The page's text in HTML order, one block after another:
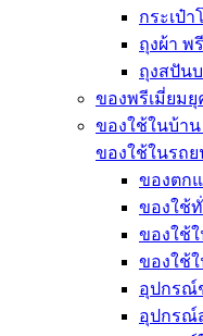
กระเป๋
ถุงผ้า พ
ถุงสปัน
ของพรีเมี่ยมยุ
ของใช้ในบ้า
ของใช้ในรถ
ของตก
ของใช้
ของใช้
ของใช้
อุปกรณ์
อุปกรณ์